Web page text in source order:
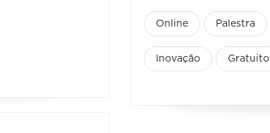
Online Palestra
Inovação Gratuito